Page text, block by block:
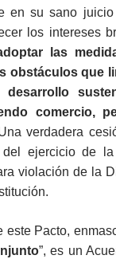
en su sano
los intereses
las
obstáculos que
comercio,
verdadera
del ejercicio de
violación de la
este Pacto,
”, es un